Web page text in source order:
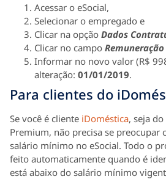
Acessar o eSocial,
Selecionar o empregado e
Clicar na opção Dados
Clicar no campo
Informar no novo valor (R$
alteração: 01/01/2019.
Para clientes do
Se você é cliente iDoméstica, seja
Premium, não precisa se preocupar
salário mínimo no eSocial. Todo o
feito automaticamente quando é
está abaixo do salário mínimo